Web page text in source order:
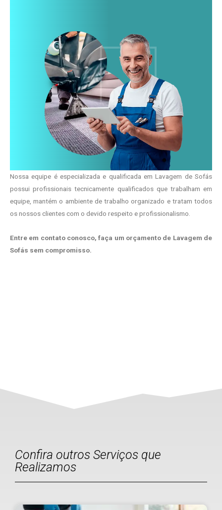
Nossa equipe é especializada e qualificada em Lavagem de Sofás
possui profissionais tecnicamente qualificados que trabalham em
equipe, mantém o ambiente de trabalho organizado e tratam todos
os nossos clientes com o devido respeito e profissionalismo.
Entre em contato conosco, faça um orçamento de Lavagem de
Sofás sem compromisso.
Confira outros Serviços que
Realizamos